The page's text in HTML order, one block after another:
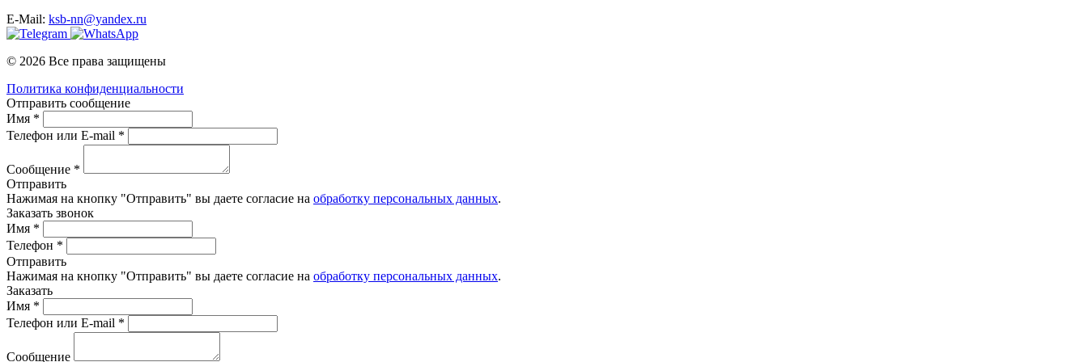
E-Mail: ksb-nn@yandex.ru
© 2026 Все права защищены
Политика конфиденциальности
Отправить сообщение
Имя *
Телефон или E-mail *
Сообщение *
Отправить
Нажимая на кнопку "Отправить" вы даете согласие на обработку персональных данных.
Заказать звонок
Имя *
Телефон *
Отправить
Нажимая на кнопку "Отправить" вы даете согласие на обработку персональных данных.
Заказать
Имя *
Телефон или E-mail *
Сообщение